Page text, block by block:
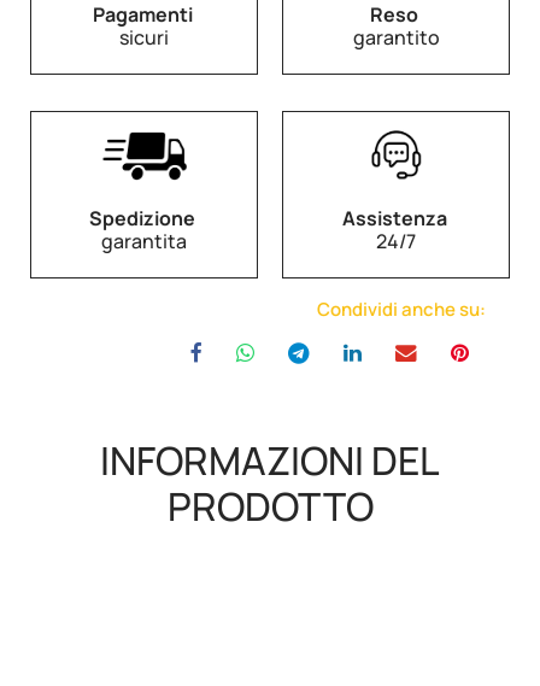
Pagamenti
sicuri
Reso
garantito
Spedizione
garantita
Assistenza
24/7
Condividi anche su:
INFORMAZIONI DEL
PRODOTTO